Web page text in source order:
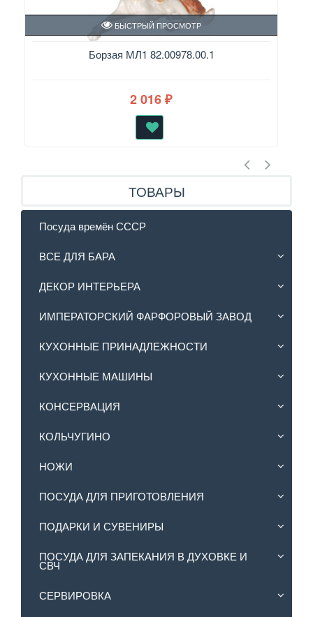
Борзая МЛ1 82.00978.00.1
БЫСТРЫЙ ПРОСМОТР
2 016 ₽
ТОВАРЫ
Посуда времён СССР
ВСЕ ДЛЯ БАРА
ДЕКОР ИНТЕРЬЕРА
ИМПЕРАТОРСКИЙ ФАРФОРОВЫЙ ЗАВОД
КУХОННЫЕ ПРИНАДЛЕЖНОСТИ
КУХОННЫЕ МАШИНЫ
КОНСЕРВАЦИЯ
КОЛЬЧУГИНО
НОЖИ
ПОСУДА ДЛЯ ПРИГОТОВЛЕНИЯ
ПОДАРКИ И СУВЕНИРЫ
ПОСУДА ДЛЯ ЗАПЕКАНИЯ В ДУХОВКЕ И
СВЧ
СЕРВИРОВКА